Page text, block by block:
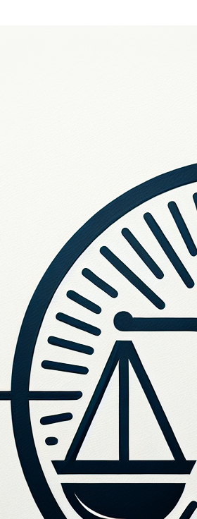
informatie zorgvuldig te lezen,
Dit privacybeleid bevat
jouw privacyrechten en hoe je
beleid?
zetel gelegen te
Oudesteenweg 87, Bus 3 met
BE0459777624 is de
het privacybeleid. Voor alle
kan je terecht op het
of op het emailadres
en update van